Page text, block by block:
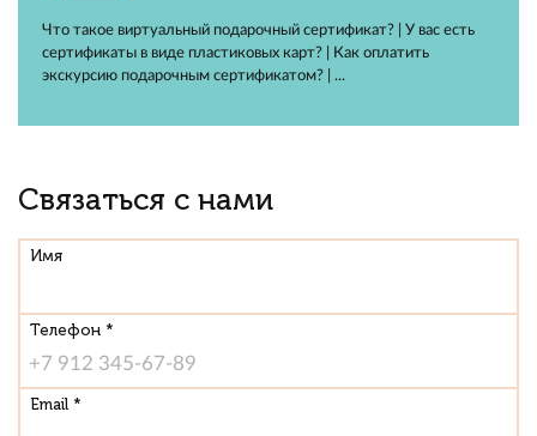
Что такое виртуальный подарочный сертификат? | У вас есть
сертификаты в виде пластиковых карт? | Как оплатить
экскурсию подарочным сертификатом? | ...
Связаться с нами
Имя
Телефон *
Email *